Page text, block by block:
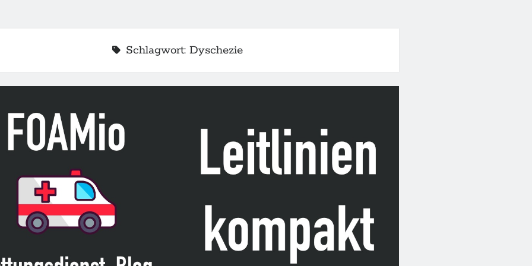
Schlagwort: Dyschezie